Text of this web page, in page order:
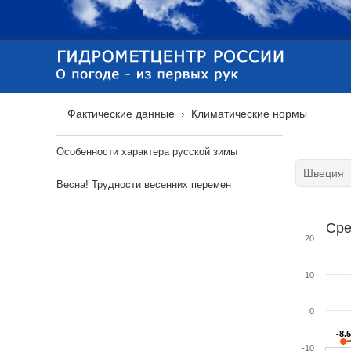
Фактические данные Климатические нормы
-8.5
-8.5
-10
0
10
20
Особенности характера русской зимы
Весна! Трудности весенних перемен